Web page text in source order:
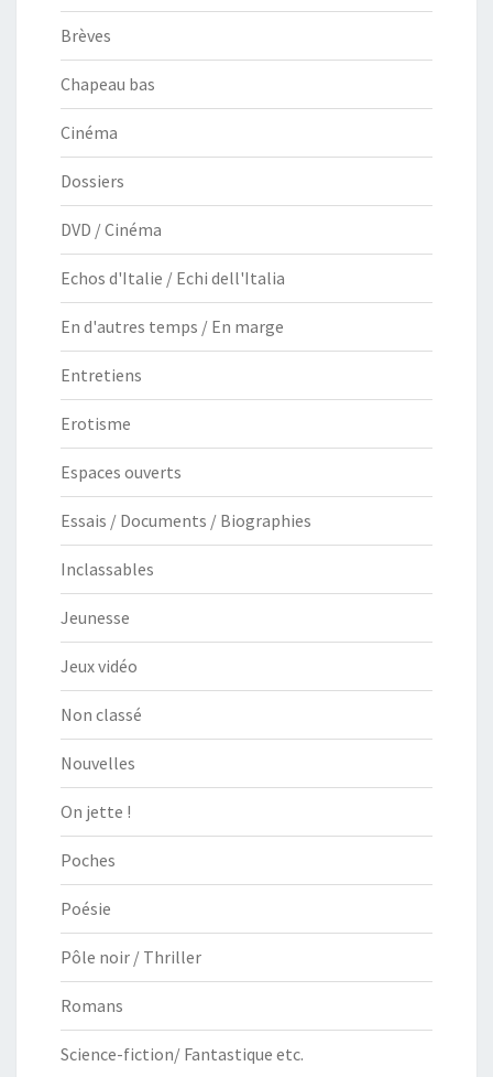
Brèves
Chapeau bas
Cinéma
Dossiers
DVD / Cinéma
Echos d'Italie / Echi dell'Italia
En d'autres temps / En marge
Entretiens
Erotisme
Espaces ouverts
Essais / Documents / Biographies
Inclassables
Jeunesse
Jeux vidéo
Non classé
Nouvelles
On jette !
Poches
Poésie
Pôle noir / Thriller
Romans
Science-fiction/ Fantastique etc.